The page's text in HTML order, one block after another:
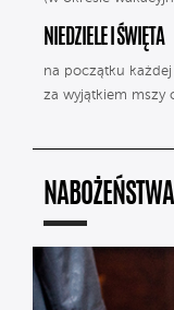
NIEDZIELE I ŚWIĘTA
na początku każdej
za wyjątkiem mszy
NABOŻEŃSTWA